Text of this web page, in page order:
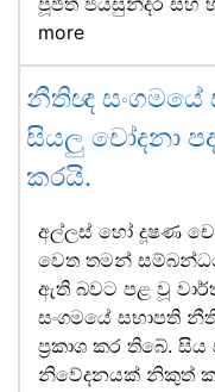
more
නීතිඥ සංගමයේ
සියලු චෝදනා
කරයි.
අල්ලස් හෝ දූෂණ
වෙත තමන්
ඇති බවට පළ වූ
සංගමයේ සභාපති
ප්‍රකාශ කර තිබේ.
නිවේදනයක් නිකුත්